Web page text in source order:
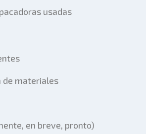
usadas
de materiales
en breve, pronto)